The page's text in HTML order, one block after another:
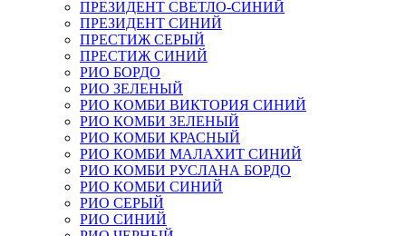
ПРЕЗИДЕНТ СВЕТЛО-СИНИЙ
ПРЕЗИДЕНТ СИНИЙ
ПРЕСТИЖ СЕРЫЙ
ПРЕСТИЖ СИНИЙ
РИО БОРДО
РИО ЗЕЛЕНЫЙ
РИО КОМБИ ВИКТОРИЯ СИНИЙ
РИО КОМБИ ЗЕЛЕНЫЙ
РИО КОМБИ КРАСНЫЙ
РИО КОМБИ МАЛАХИТ СИНИЙ
РИО КОМБИ РУСЛАНА БОРДО
РИО КОМБИ СИНИЙ
РИО СЕРЫЙ
РИО СИНИЙ